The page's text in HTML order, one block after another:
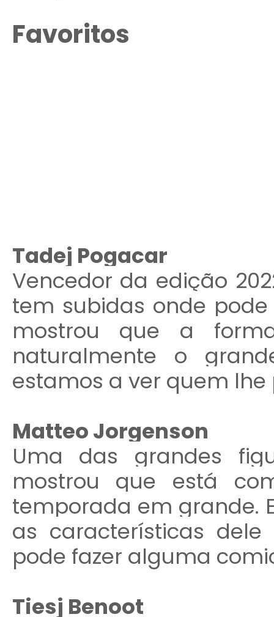
Favoritos
Tadej Pogacar
Vencedor da edição
tem subidas onde
mostrou que a
naturalmente o
estamos a ver quem lhe
Matteo Jorgenson
Uma das grandes
mostrou que está
temporada em grande.
as características
pode fazer alguma
Tiesj Benoot